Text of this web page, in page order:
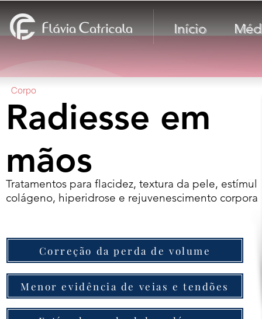
Início
Corpo
Radiesse em
mãos
Tratamentos para flacidez, textura da pele,
colágeno, hiperidrose e rejuvenescimento
Correção da perda de volume
Menor evidência de veias e tendões